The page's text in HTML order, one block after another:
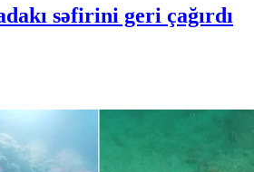
səfirini geri çağırdı